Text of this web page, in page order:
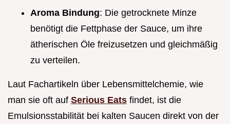
Aroma Bindung: Die getrocknete Minze
benötigt die Fettphase der Sauce, um ihre
ätherischen Öle freizusetzen und gleichmäßig
zu verteilen.
Laut Fachartikeln über Lebensmittelchemie, wie
man sie oft auf Serious Eats findet, ist die
Emulsionsstabilität bei kalten Saucen direkt von der